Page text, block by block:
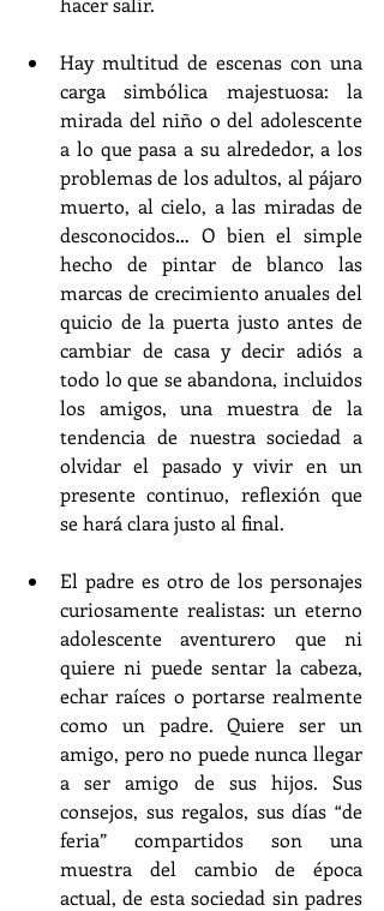
Hay multitud de escenas con una
carga simbólica majestuosa: la
mirada del niño o del adolescente
a lo que pasa a su alrededor, a los
problemas de los adultos, al pájaro
muerto, al cielo, a las miradas de
desconocidos… O bien el simple
hecho de pintar de blanco las
marcas de crecimiento anuales del
quicio de la puerta justo antes de
cambiar de casa y decir adiós a
todo lo que se abandona, incluidos
los amigos, una muestra de la
tendencia de nuestra sociedad a
olvidar el pasado y vivir en un
presente continuo, reflexión que
se hará clara justo al final.
El padre es otro de los personajes
curiosamente realistas: un eterno
adolescente aventurero que ni
quiere ni puede sentar la cabeza,
echar raíces o portarse realmente
como un padre. Quiere ser un
amigo, pero no puede nunca llegar
a ser amigo de sus hijos. Sus
consejos, sus regalos, sus días “de
feria” compartidos son una
muestra del cambio de época
actual, de esta sociedad sin padres